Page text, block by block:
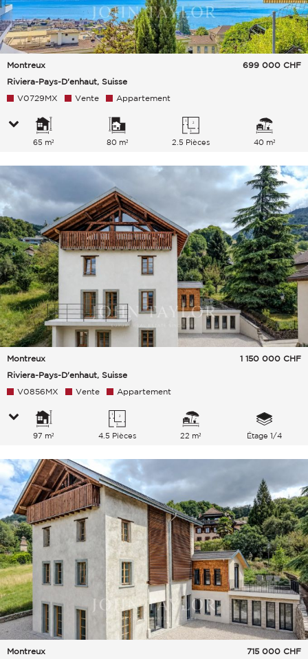
Montreux
Riviera-Pays-D'enhaut, Suisse
699 000 CHF
V0729MX Vente Appartement
65 m² 80 m² 2.5 Pièces 40 m²
Montreux
Riviera-Pays-D'enhaut, Suisse
1 150 000 CHF
V0856MX Vente Appartement
97 m² 4.5 Pièces 22 m² Étage 1/4
Montreux 715 000 CHF